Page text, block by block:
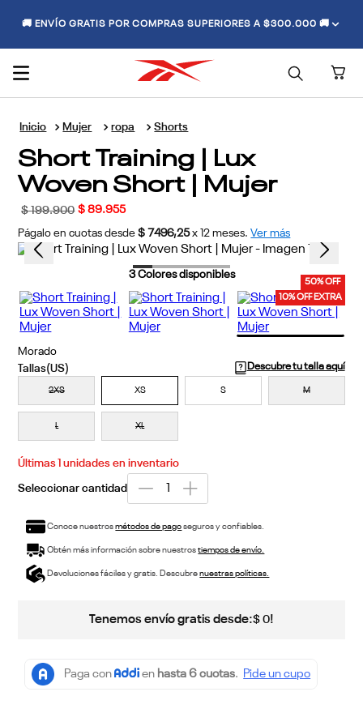
🚚 ENVÍO GRATIS POR COMPRAS SUPERIORES A $300.000 🚚
Mujer ropa Shorts
Short Training | Lux
Woven Short | Mujer
$ 199.900 $ 89.955
Págalo en cuotas desde $ 7496,25 x 12 meses. Ver más
50% OFF
10% OFF EXTRA
3Colores disponibles
Morado
Descubre tu talla aquí
2XS XS S M
L XL
Últimas unidades en inventario
Conoce nuestrosmétodos de pagoseguros y confiables.
Obtén más información sobre nuestrostiempos de envío.
Devoluciones fáciles y gratis. Descubrenuestras políticas.
Tenemos envío gratis desde:$ 0!